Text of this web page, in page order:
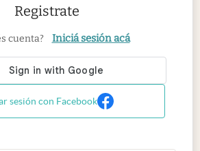
Registrate
cuenta? Iniciá sesión acá
sesión con Facebook